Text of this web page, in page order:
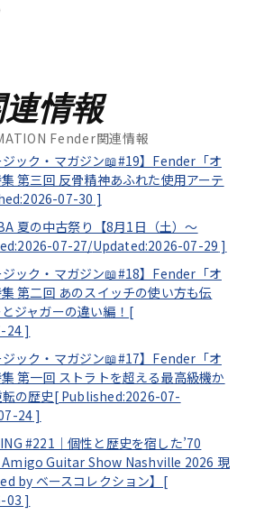
情報
Fender関連情報
ジック・マガジン📖#19】Fender「オ
第三回 反骨精神あふれた使用アーテ
07-30 ]
夏の中古祭り【8月1日（土）～
07-27/Updated:2026-07-29 ]
ジック・マガジン📖#18】Fender「オ
第二回 あのスイッチの使い方も伝
ジャガーの違い編！[
24 ]
ジック・マガジン📖#17】Fender「オ
第一回 ストラトを超える最高級機か
の歴史[ Published:2026-07-
24 ]
#221｜個性と歴史を宿した’70
Amigo Guitar Show Nashville 2026 現
by ベースコレクション】[
03 ]